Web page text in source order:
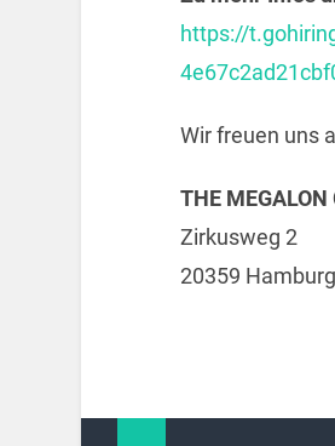
https://
Wir freuen uns
THE MEGALON
Zirkusweg 2
20359 Hamburg